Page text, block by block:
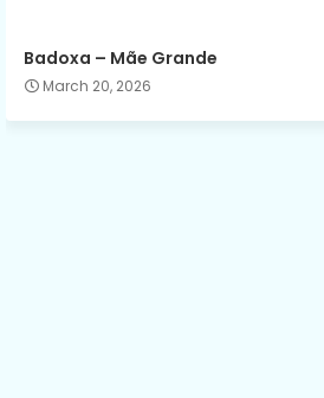
Badoxa – Mãe Grande
March 20, 2026